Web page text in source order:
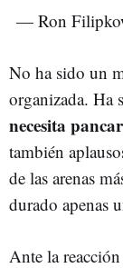
— Ron
No ha sido un
organizada. Ha
necesita
también
de las arenas
durado apenas
Ante la